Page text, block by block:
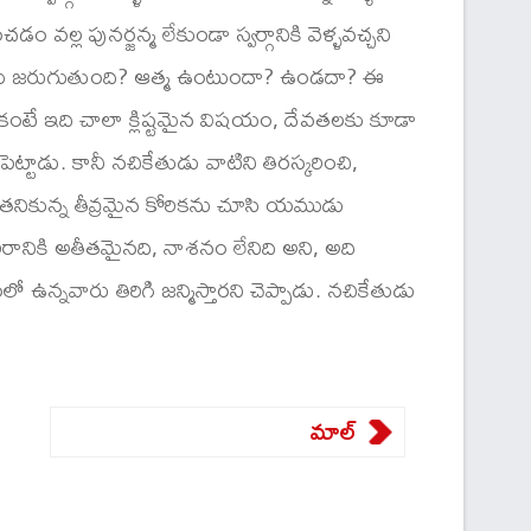
పునర్జన్మ లేకుండా స్వర్గానికి వెళ్ళవచ్చని
ఆత్మ ఉంటుందా? ఉండదా? ఈ
ఇది చాలా క్లిష్టమైన విషయం, దేవతలకు కూడా
కానీ నచికేతుడు వాటిని తిరస్కరించి,
తీవ్రమైన కోరికను చూసి యముడు
అతీతమైనది, నాశనం లేనిది అని, అది
తిరిగి జన్మిస్తారని చెప్పాడు. నచికేతుడు
మాల్